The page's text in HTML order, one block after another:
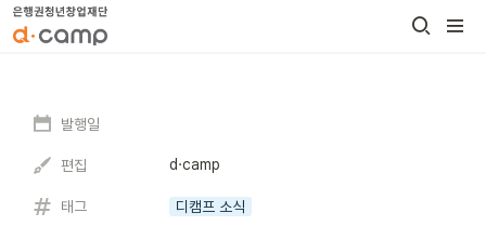
발행일
편집 d·camp
태그 디캠프 소식